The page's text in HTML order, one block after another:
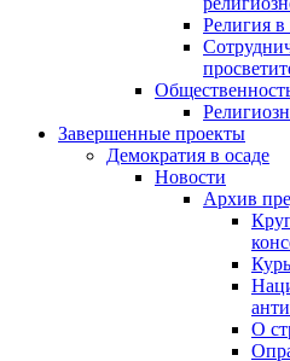
Религия
Завершенные проекты
Демократия в осаде
Новости
Архив
О